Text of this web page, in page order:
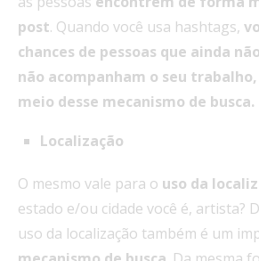
post. Quando você usa hashtags,
chances de pessoas que ainda
não acompanham o seu
meio desse mecanismo de busca.
Localização
O mesmo vale para o uso da
estado e/ou cidade você é, artista?
uso da localização também é um